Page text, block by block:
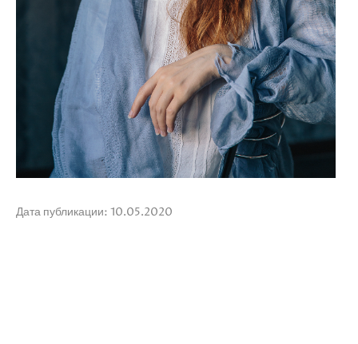
Дата публикации: 10.05.2020